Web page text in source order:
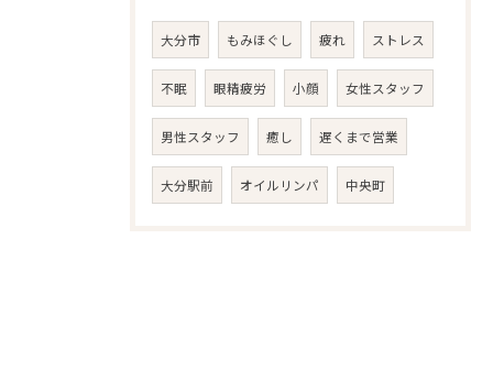
大分市 もみほぐし 疲れ ストレス
不眠 眼精疲労 小顔 女性スタッフ
男性スタッフ 癒し 遅くまで営業
大分駅前 オイルリンパ 中央町